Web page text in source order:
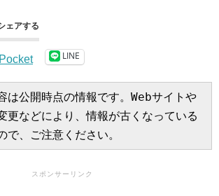
ェアする
Pocket LINE
は公開時点の情報です。Webサイトや
更などにより、情報が古くなっている
で、ご注意ください。
スポンサーリンク